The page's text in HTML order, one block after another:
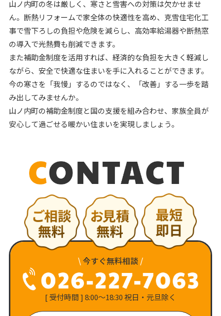
山ノ内町の冬は厳しく、寒さと雪害への対策は欠かせませ
ん。断熱リフォームで家全体の快適性を高め、克雪住宅化工
事で雪下ろしの負担や危険を減らし、高効率給湯器や断熱窓
の導入で光熱費も削減できます。
また補助金制度を活用すれば、経済的な負担を大きく軽減し
ながら、安全で快適な住まいを手に入れることができます。
今の寒さを「我慢」するのではなく、「改善」する一歩を踏
み出してみませんか。
山ノ内町の補助金制度と国の支援を組み合わせ、家族全員が
安心して過ごせる暖かい住まいを実現しましょう。
\今すぐ無料相談 /
[ 受付時間 ] 8:00〜18:30 祝日・元旦除く